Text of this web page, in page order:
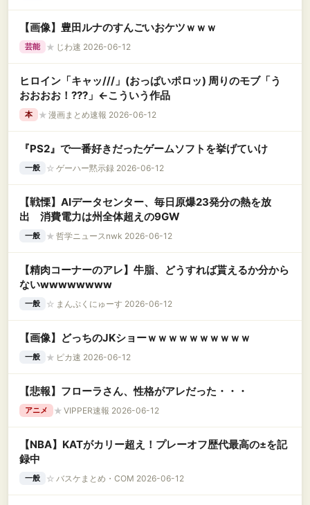
【画像】豊田ルナのすんごいおケツｗｗｗ
芸能 ★ じわ速 2026-06-12
ヒロイン「キャッ///」(おっぱいポロッ) 周りのモブ「う
おおおお！???」←こういう作品
本 ★ 漫画まとめ速報 2026-06-12
『PS2』で一番好きだったゲームソフトを挙げていけ
一般 ☆ ゲーハー黙示録 2026-06-12
【戦慄】AIデータセンター、毎日原爆23発分の熱を放
出 消費電力は州全体超えの9GW
一般 ★ 哲学ニュースnwk 2026-06-12
【精肉コーナーのアレ】牛脂、どうすれば貰えるか分から
ないwwwwwwww
一般 ☆ まんぷくにゅーす 2026-06-12
【画像】どっちのJKショーｗｗｗｗｗｗｗｗｗｗ
一般 ★ ピカ速 2026-06-12
【悲報】フローラさん、性格がアレだった・・・
アニメ ★ VIPPER速報 2026-06-12
【NBA】KATがカリー超え！プレーオフ歴代最高の±を記
録中
一般 ☆ バスケまとめ・COM 2026-06-12